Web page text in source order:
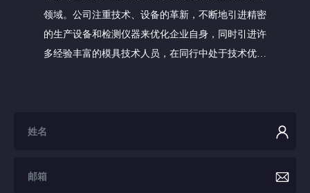
领域。公司注重技术、设备的革新，不断地引进精密
的生产设备和检测仪器来优化企业自身，同时引进许
多经验丰富的模具技术人员，在同行中处于技术优势